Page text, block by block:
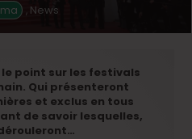
, News
point sur les festivals
Qui présenteront
et exclus en tous
de savoir lesquelles,